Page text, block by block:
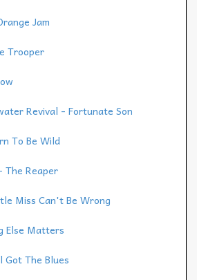
Jam
Trooper
Revival - Fortunate Son
To Be Wild
The Reaper
Miss Can't Be Wrong
Else Matters
The Blues